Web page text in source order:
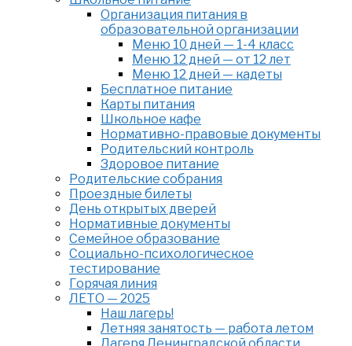
Организация питания в
образовательной организации
Меню 10 дней — 1-4 класс
Меню 12 дней — от 12 лет
Меню 12 дней — кадеты
Бесплатное питание
Карты питания
Школьное кафе
Нормативно-правовые документы
Родительский контроль
Здоровое питание
Родительские собрания
Проездные билеты
День открытых дверей
Нормативные документы
Семейное образование
Cоциально-психологическое
тестирование
Горячая линия
ЛЕТО — 2025
Наш лагерь!
Летняя занятость — работа летом